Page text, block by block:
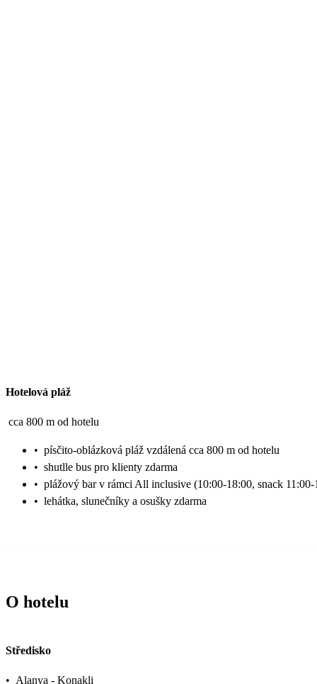
Hotelová pláž
cca 800 m od hotelu
• písčito-oblázková pláž vzdálená cca 800 m od hotelu
• shutlle bus pro klienty zdarma
• plážový bar v rámci All inclusive (10:00-18:00, snack 11:00-
• lehátka, slunečníky a osušky zdarma
O hotelu
Středisko
• Alanya - Konakli